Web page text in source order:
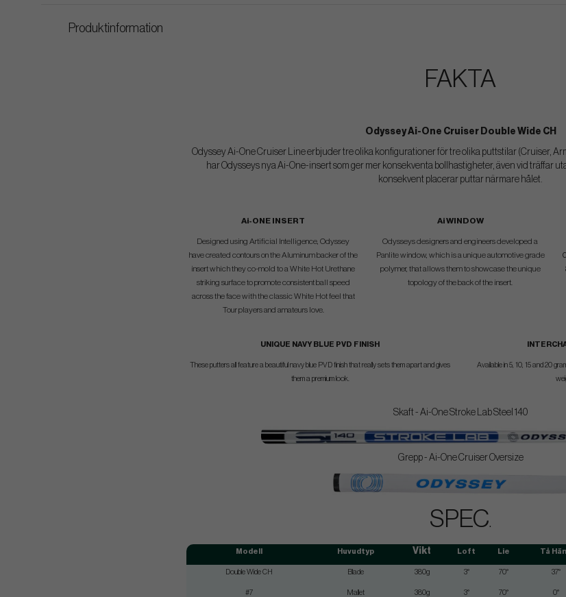
Produktinformation
FAKTA
Odyssey Ai-One Cruiser Double Wide CH
Odyssey Ai-One Cruiser Line erbjuder tre olika konfigurationer för tre olika puttstilar (Cruiser,
har Odysseys nya Ai-One-insert som ger mer konsekventa bollhastigheter, även vid träffar
konsekvent placerar puttar närmare hålet.
Ai-ONE INSERT
Designed using Artificial Intelligence, Odyssey
have created contours on the Aluminum backer of the
insert which they co-mold to a White Hot Urethane
striking surface to promote consistent ball speed
across the face with the classic White Hot feel that
Tour players and amateurs love.
Ai WINDOW
Odysseys designers and engineers developed a
Panlite window, which is a unique automotive grade
polymer, that allows them to showcase the unique
topology of the back of the insert.
UNIQUE NAVY BLUE PVD FINISH
These putters all feature a beautiful navy blue PVD finish that really sets them apart and gives
them a premium look.
Available in 5, 10, 15 and 20
Skaft - Ai-One Stroke Lab Steel 140
Grepp - Ai-One Cruiser Oversize
SPEC.
Modell Huvudtyp Vikt Loft Lie Tå
Double Wide CH Blade 380g 3° 70° 37°
#7 Mallet 380g 3° 70° 0°